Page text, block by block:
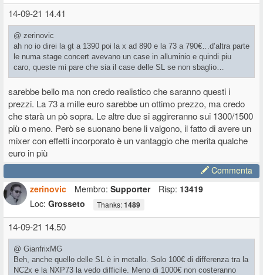
14-09-21 14.41
@ zerinovic
ah no io direi la gt a 1390 poi la x ad 890 e la 73 a 790€…d’altra parte
le numa stage concert avevano un case in alluminio e quindi piu
caro, queste mi pare che sia il case delle SL se non sbaglio…
sarebbe bello ma non credo realistico che saranno questi i
prezzi. La 73 a mille euro sarebbe un ottimo prezzo, ma credo
che starà un pò sopra. Le altre due si aggireranno sui 1300/1500
più o meno. Però se suonano bene li valgono, il fatto di avere un
mixer con effetti incorporato è un vantaggio che merita qualche
euro in più
Commenta
zerinovic
Membro: Supporter Risp: 13419
Loc: Grosseto Thanks:1489
14-09-21 14.50
@ GianfrixMG
Beh, anche quello delle SL è in metallo. Solo 100€ di differenza tra la
NC2x e la NXP73 la vedo difficile. Meno di 1000€ non costeranno